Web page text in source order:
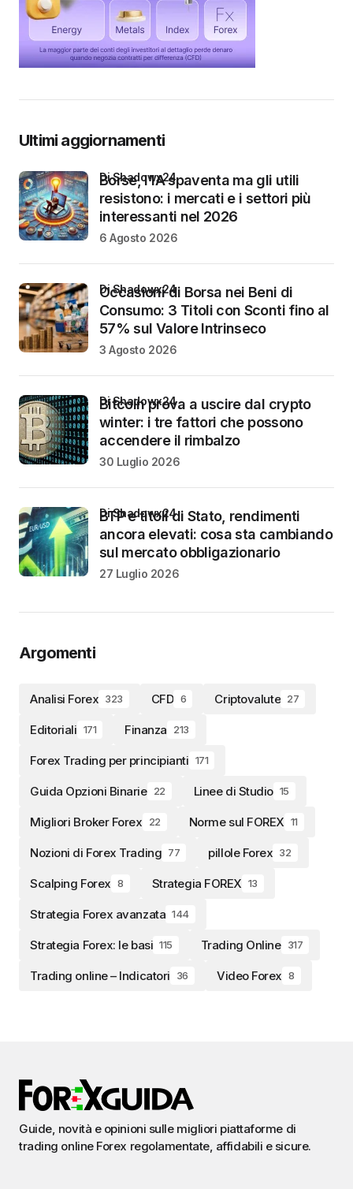
Ultimi aggiornamenti
Borse, l’IA spaventa ma gli utili
resistono: i mercati e i settori più
interessanti nel 2026
di Shadowx24
6 Agosto 2026
Occasioni di Borsa nei Beni di
Consumo: 3 Titoli con Sconti fino al
57% sul Valore Intrinseco
di Shadowx24
3 Agosto 2026
Bitcoin prova a uscire dal crypto
winter: i tre fattori che possono
accendere il rimbalzo
di Shadowx24
30 Luglio 2026
BTP e titoli di Stato, rendimenti
ancora elevati: cosa sta cambiando
sul mercato obbligazionario
di Shadowx24
27 Luglio 2026
Argomenti
Analisi Forex 323 CFD 6 Criptovalute 27
Editoriali 171 Finanza 213
Forex Trading per principianti 171
Guida Opzioni Binarie 22 Linee di Studio 15
Migliori Broker Forex 22 Norme sul FOREX 11
Nozioni di Forex Trading 77 pillole Forex 32
Scalping Forex 8 Strategia FOREX 13
Strategia Forex avanzata 144
Strategia Forex: le basi 115 Trading Online 317
Trading online – Indicatori 36 Video Forex 8
Guide, novità e opinioni sulle migliori piattaforme di
trading online Forex regolamentate, affidabili e sicure.